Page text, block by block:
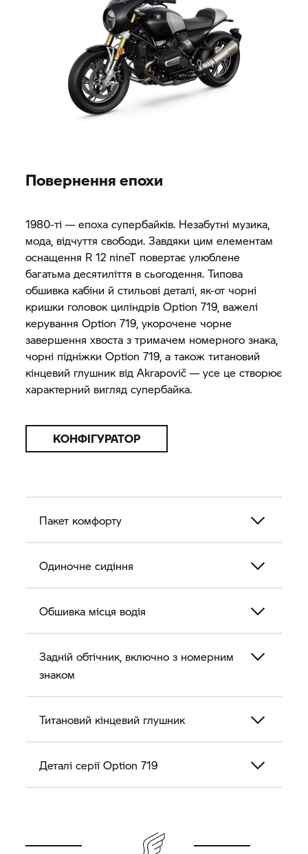
Повернення епохи
1980-ті — епоха супербайків. Незабутні музика,
мода, відчуття свободи. Завдяки цим елементам
оснащення R 12 nineT повертає улюблене
багатьма десятиліття в сьогодення. Типова
обшивка кабіни й стильові деталі, як-от чорні
кришки головок циліндрів Option 719, важелі
керування Option 719, укорочене чорне
завершення хвоста з тримачем номерного знака,
чорні підніжки Option 719, а також титановий
кінцевий глушник від Akrapovič — усе це створює
характерний вигляд супербайка.
КОНФІГУРАТОР
Пакет комфорту
Одиночне сидіння
Обшивка місця водія
Задній обтічник, включно з номерним
знаком
Титановий кінцевий глушник
Деталі серії Option 719